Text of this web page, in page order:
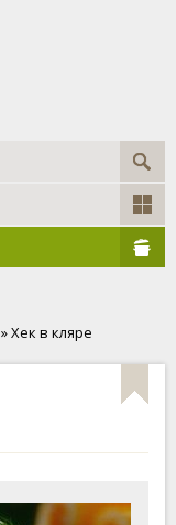
» Хек в кляре